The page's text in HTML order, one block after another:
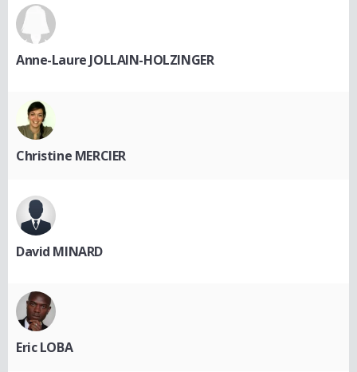
Anne-Laure JOLLAIN-HOLZINGER
Christine MERCIER
David MINARD
Eric LOBA